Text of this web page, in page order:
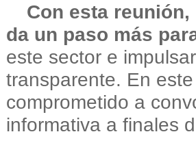
Con esta
da un paso más
este sector e
transparente. En
comprometido a
informativa a finales